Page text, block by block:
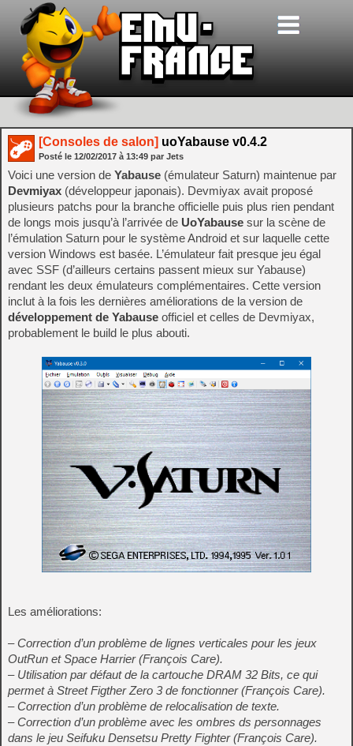
[Consoles de salon] uoYabause v0.4.2
Posté le 12/02/2017 à 13:49 par Jets
Voici une version de Yabause (émulateur Saturn) maintenue par
Devmiyax (développeur japonais). Devmiyax avait proposé
plusieurs patchs pour la branche officielle puis plus rien pendant
de longs mois jusqu’à l’arrivée de UoYabause sur la scène de
l’émulation Saturn pour le système Android et sur laquelle cette
version Windows est basée. L’émulateur fait presque jeu égal
avec SSF (d’ailleurs certains passent mieux sur Yabause)
rendant les deux émulateurs complémentaires. Cette version
inclut à la fois les dernières améliorations de la version de
développement de Yabause officiel et celles de Devmiyax,
probablement le build le plus abouti.
Les améliorations:
– Correction d’un problème de lignes verticales pour les jeux
OutRun et Space Harrier (François Care).
– Utilisation par défaut de la cartouche DRAM 32 Bits, ce qui
permet à Street Figther Zero 3 de fonctionner (François Care).
– Correction d’un problème de relocalisation de texte.
– Correction d’un problème avec les ombres ds personnages
dans le jeu Seifuku Densetsu Pretty Fighter (François Care).